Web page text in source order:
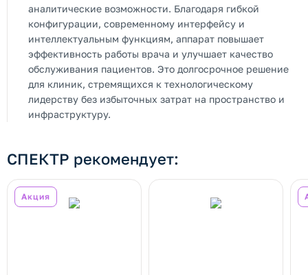
аналитические возможности. Благодаря гибкой
конфигурации, современному интерфейсу и
интеллектуальным функциям, аппарат повышает
эффективность работы врача и улучшает качество
обслуживания пациентов. Это долгосрочное решение
для клиник, стремящихся к технологическому
лидерству без избыточных затрат на пространство и
инфраструктуру.
СПЕКТР рекомендует:
Акция